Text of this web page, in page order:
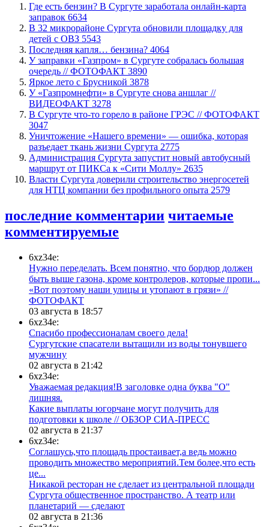
​Где есть бензин? В Сургуте заработала онлайн-карта
заправок 6634
В 32 микрорайоне Сургута обновили площадку для
детей с ОВЗ 5543
​Последняя капля… бензина? 4064
​У заправки «Газпром» в Сургуте собралась большая
очередь // ФОТОФАКТ 3890
Яркое лето с Брусникой 3878
У «Газпромнефти» в Сургуте снова аншлаг //
ВИДЕОФАКТ 3278
​В Сургуте что-то горело в районе ГРЭС // ФОТОФАКТ
3047
​Уничтожение «Нашего времени» — ошибка, которая
разъедает ткань жизни Сургута 2775
​Администрация Сургута запустит новый автобусный
маршрут от ПИКСа к «Сити Моллу» 2635
Власти Сургута доверили строительство энергосетей
для НТЦ компании без профильного опыта 2579
последние комментарии читаемые
комментируемые
6xz34e:
Нужно переделать. Всем понятно, что бордюр должен
быть выше газона, кроме контролеров, которые пропи...
«Вот поэтому наши улицы и утопают в грязи» //
ФОТОФАКТ
03 августа в 18:57
6xz34e:
Спасибо профессионалам своего дела!
Сургутские спасатели вытащили из воды тонувшего
мужчину
02 августа в 21:42
6xz34e:
Уважаемая редакция!В заголовке одна буква "О"
лишняя.
Какие выплаты югорчане могут получить для
подготовки к школе // ОБЗОР СИА-ПРЕСС
02 августа в 21:37
6xz34e:
Соглашусь,что площадь простаивает,а ведь можно
проводить множество мероприятий.Тем более,что есть
це...
​Никакой ресторан не сделает из центральной площади
Сургута общественное пространство. А театр или
планетарий — сделают
02 августа в 21:36